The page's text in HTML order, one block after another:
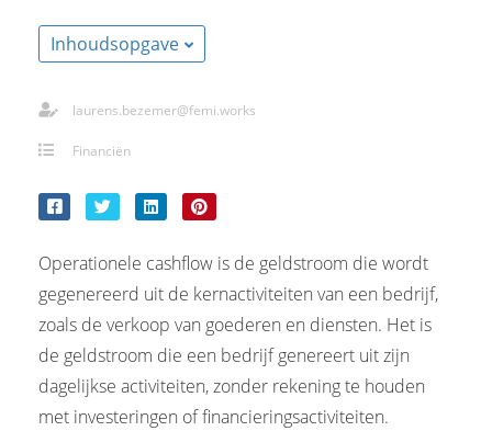
Inhoudsopgave
laurens.bezemer@femi.works
Financiën
Operationele cashflow is de geldstroom die wordt
gegenereerd uit de kernactiviteiten van een bedrijf,
zoals de verkoop van goederen en diensten. Het is
de geldstroom die een bedrijf genereert uit zijn
dagelijkse activiteiten, zonder rekening te houden
met investeringen of financieringsactiviteiten.
over
van
op